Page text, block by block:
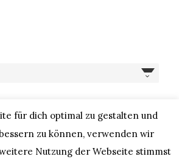
für dich optimal zu gestalten und
zu können, verwenden wir
Nutzung der Webseite stimmst